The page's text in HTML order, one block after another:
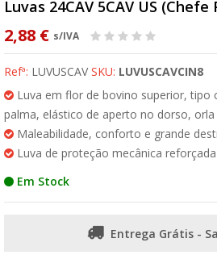
Luvas 24CAV 5CAV US (Chefe
2,88 € s/IVA
Refª: LUVUSCAVSKU: LUVUSCAVCIN8
Luva em flor de bovino superior, tipo
palma, elástico de aperto no dorso,
Maleabilidade, conforto e grande
Luva de proteção mecânica
Em Stock
Entrega Grátis -